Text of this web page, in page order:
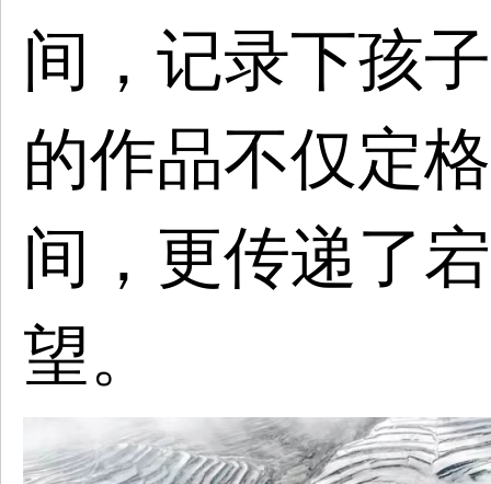
间，记录下孩
的作品不仅定
间，更传递了
望。